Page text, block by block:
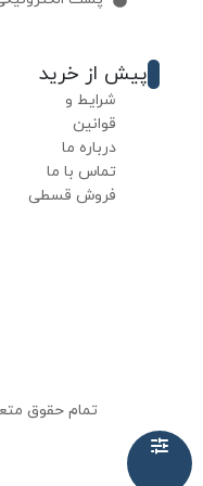
پیش از خرید
شرایط و
قوانین
درباره ما
تماس با ما
فروش قسطی
تمام حقوق